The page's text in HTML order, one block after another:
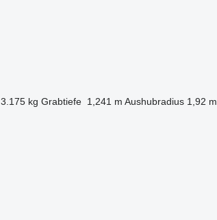
3.175 kg Grabtiefe 1,241 m Aushubradius 1,92 m